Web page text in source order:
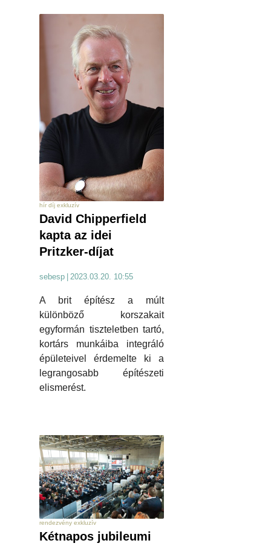
hír díj exkluzív
David Chipperfield
kapta az idei
Pritzker-díjat
sebesp 2023.03.20. 10:55
A brit építész a múlt
különböző korszakait
egyformán tiszteletben tartó,
kortárs munkáiba integráló
épületeivel érdemelte ki a
legrangosabb építészeti
elismerést.
rendezvény exkluzív
Kétnapos jubileumi